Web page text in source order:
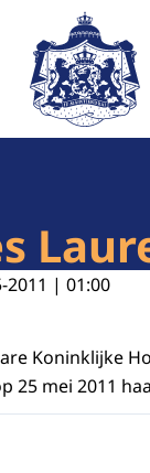
Naar de
2011 | 01:00
Koninklijke
25 mei 2011